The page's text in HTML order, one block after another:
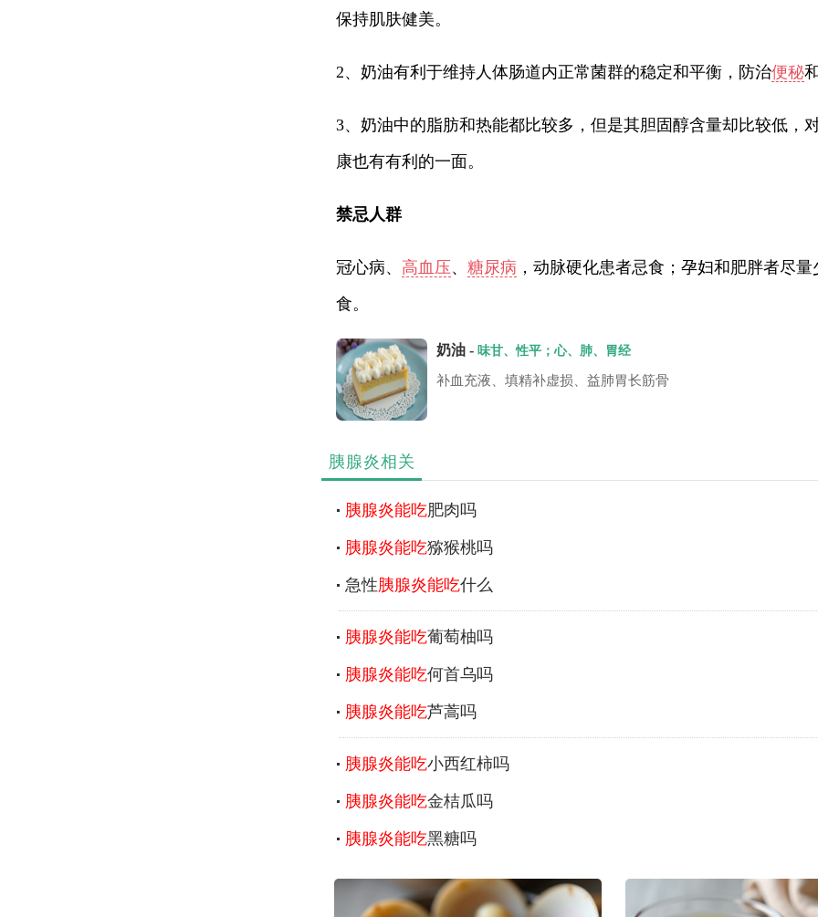
保持肌肤健美。
2、奶油有利于维持人体肠道内正常菌群的稳定和平衡，防治便秘
3、奶油中的脂肪和热能都比较多，但是其胆固醇含量却比较低，
康也有有利的一面。
禁忌人群
冠心病、 高血压、 糖尿病 ，动脉硬化患者忌食；孕妇和肥胖者尽
食。
奶油 - 味甘、性平；心、肺、胃经
补血充液、填精补虚损、益肺胃长筋骨
胰腺炎相关
胰腺炎能吃肥肉吗
胰腺炎能吃猕猴桃吗
急性 胰腺炎能吃什么
胰腺炎能吃葡萄柚吗
胰腺炎能吃何首乌吗
胰腺炎能吃芦蒿吗
胰腺炎能吃小西红柿吗
胰腺炎能吃金桔瓜吗
胰腺炎能吃黑糖吗